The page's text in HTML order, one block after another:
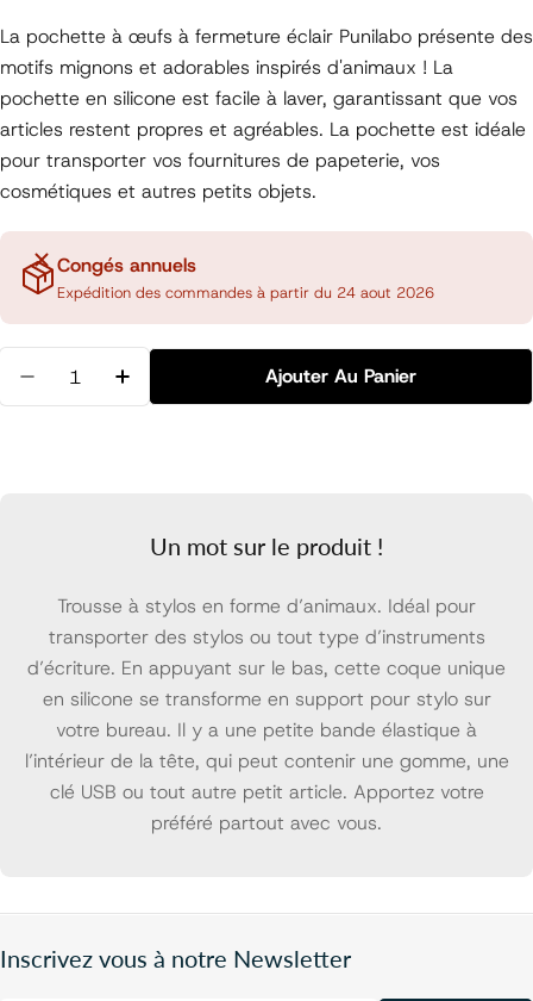
La pochette à œufs à fermeture éclair Punilabo présente des
motifs mignons et adorables inspirés d'animaux ! La
pochette en silicone est facile à laver, garantissant que vos
articles restent propres et agréables. La pochette est idéale
pour transporter vos fournitures de papeterie, vos
cosmétiques et autres petits objets.
Congés annuels
Expédition des commandes à partir du 24 aout 2026
Diminuer La Quantité Pour Trousse Œuf Shiba
Augmenter La Quantité Pour Trousse
Ajouter Au Panier
Un mot sur le produit !
Trousse à stylos en forme d’animaux. Idéal pour
transporter des stylos ou tout type d’instruments
d’écriture. En appuyant sur le bas, cette coque unique
en silicone se transforme en support pour stylo sur
votre bureau. Il y a une petite bande élastique à
l’intérieur de la tête, qui peut contenir une gomme, une
clé USB ou tout autre petit article. Apportez votre
préféré partout avec vous.
Inscrivez vous à notre Newsletter